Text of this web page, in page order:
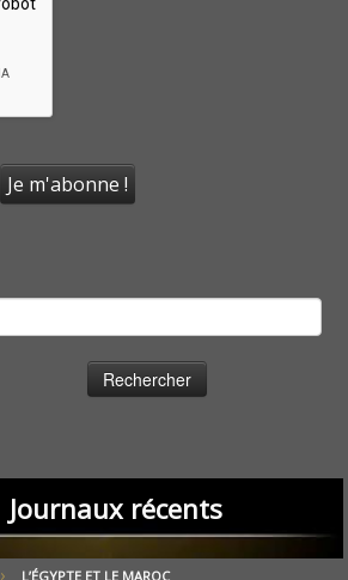
Journaux récents
L’ÉGYPTE ET LE MAROC